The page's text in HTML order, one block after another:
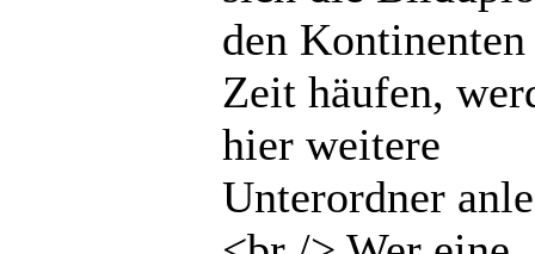
den
Zeit häufen,
hier weitere
Unterordner